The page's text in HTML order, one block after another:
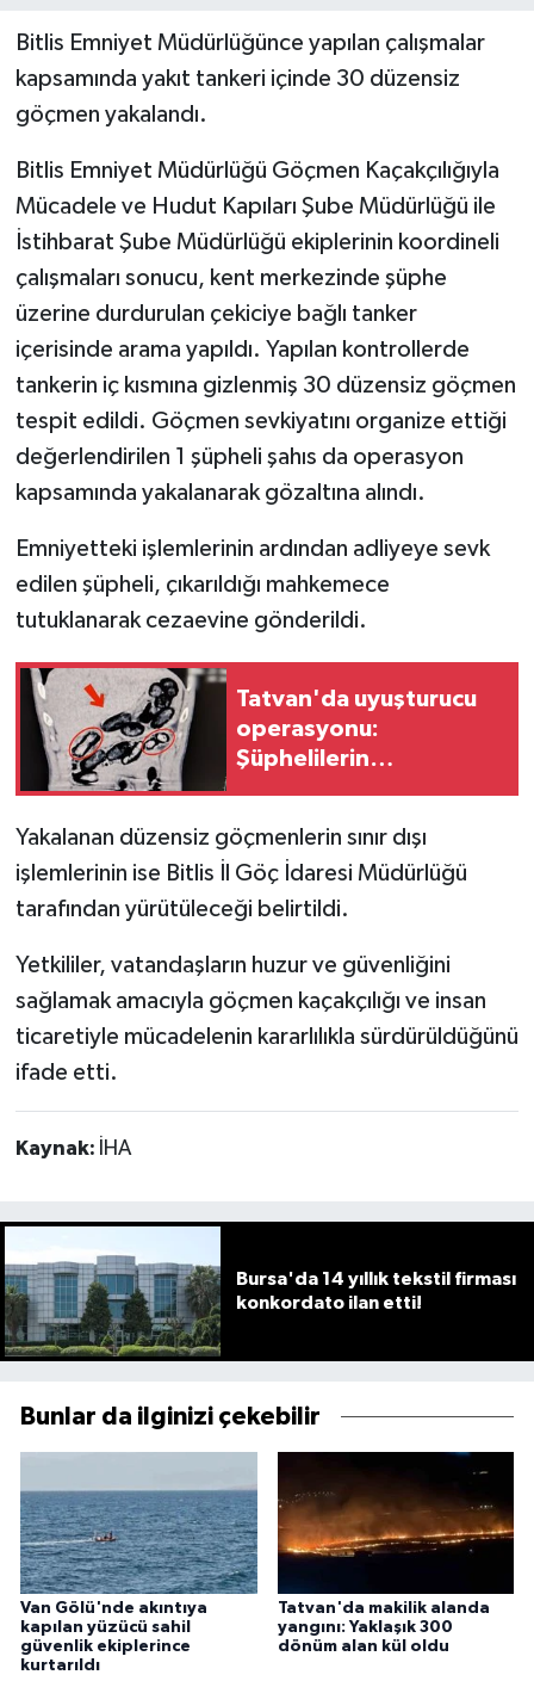
Bitlis Emniyet Müdürlüğünce yapılan çalışmalar
kapsamında yakıt tankeri içinde 30 düzensiz
göçmen yakalandı.
Bitlis Emniyet Müdürlüğü Göçmen Kaçakçılığıyla
Mücadele ve Hudut Kapıları Şube Müdürlüğü ile
İstihbarat Şube Müdürlüğü ekiplerinin koordineli
çalışmaları sonucu, kent merkezinde şüphe
üzerine durdurulan çekiciye bağlı tanker
içerisinde arama yapıldı. Yapılan kontrollerde
tankerin iç kısmına gizlenmiş 30 düzensiz göçmen
tespit edildi. Göçmen sevkiyatını organize ettiği
değerlendirilen 1 şüpheli şahıs da operasyon
kapsamında yakalanarak gözaltına alındı.
Emniyetteki işlemlerinin ardından adliyeye sevk
edilen şüpheli, çıkarıldığı mahkemece
tutuklanarak cezaevine gönderildi.
Tatvan'da uyuşturucu
operasyonu:
Şüphelilerin
geçirildi
Yakalanan düzensiz göçmenlerin sınır dışı
işlemlerinin ise Bitlis İl Göç İdaresi Müdürlüğü
tarafından yürütüleceği belirtildi.
Yetkililer, vatandaşların huzur ve güvenliğini
sağlamak amacıyla göçmen kaçakçılığı ve insan
ticaretiyle mücadelenin kararlılıkla sürdürüldüğünü
ifade etti.
Kaynak: İHA
Bursa'da 14 yıllık tekstil firması
konkordato ilan etti!
Bunlar da ilginizi çekebilir
Van Gölü'nde akıntıya
kapılan yüzücü sahil
güvenlik ekiplerince
kurtarıldı
Tatvan'da makilik alanda
yangını: Yaklaşık 300
dönüm alan kül oldu